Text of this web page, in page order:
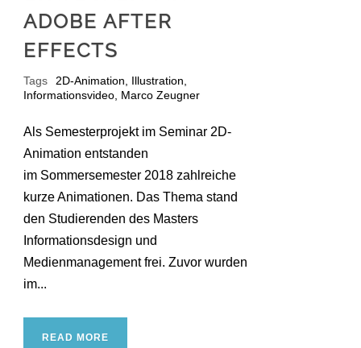
ADOBE AFTER
EFFECTS
Tags 2D-Animation Illustration
Informationsvideo Marco Zeugner
Als Semesterprojekt im Seminar 2D-
Animation entstanden
im Sommersemester 2018 zahlreiche
kurze Animationen. Das Thema stand
den Studierenden des Masters
Informationsdesign und
Medienmanagement frei. Zuvor wurden
im...
READ MORE